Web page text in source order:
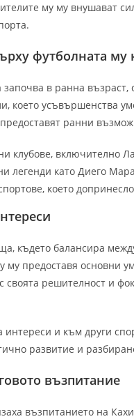
му му внушават
футболната му
започва в ранна
което усъвършенства
ранни
клубове, включително
легенди като Диего
което
където балансира
му предоставя основни
своята решителност и
и към други
развитие и
възпитание
възпитанието на